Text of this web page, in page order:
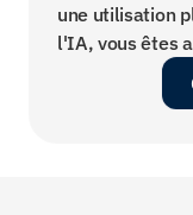
une utilisation
l'IA, vous êtes